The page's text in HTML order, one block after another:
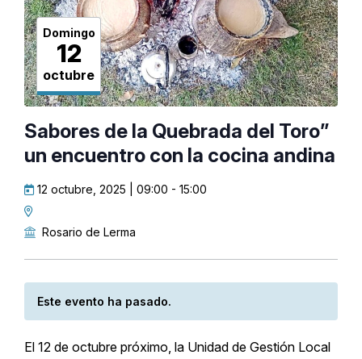
Domingo
12
octubre
Sabores de la Quebrada del Toro”
un encuentro con la cocina andina
12 octubre, 2025 | 09:00 - 15:00
Rosario de Lerma
Este evento ha pasado.
El 12 de octubre próximo, la Unidad de Gestión Local